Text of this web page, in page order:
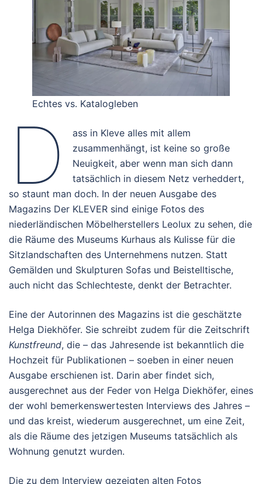
Echtes vs. Katalogleben
D
ass in Kleve alles mit allem
zusammenhängt, ist keine so große
Neuigkeit, aber wenn man sich dann
tatsächlich in diesem Netz verheddert,
so staunt man doch. In der neuen Ausgabe des
Magazins Der KLEVER sind einige Fotos des
niederländischen Möbelherstellers Leolux zu sehen, die
die Räume des Museums Kurhaus als Kulisse für die
Sitzlandschaften des Unternehmens nutzen. Statt
Gemälden und Skulpturen Sofas und Beistelltische,
auch nicht das Schlechteste, denkt der Betrachter.
Eine der Autorinnen des Magazins ist die geschätzte
Helga Diekhöfer. Sie schreibt zudem für die Zeitschrift
Kunstfreund, die – das Jahresende ist bekanntlich die
Hochzeit für Publikationen – soeben in einer neuen
Ausgabe erschienen ist. Darin aber findet sich,
ausgerechnet aus der Feder von Helga Diekhöfer, eines
der wohl bemerkenswertesten Interviews des Jahres –
und das kreist, wiederum ausgerechnet, um eine Zeit,
als die Räume des jetzigen Museums tatsächlich als
Wohnung genutzt wurden.
Die zu dem Interview gezeigten alten Fotos